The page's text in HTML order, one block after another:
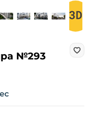
№293